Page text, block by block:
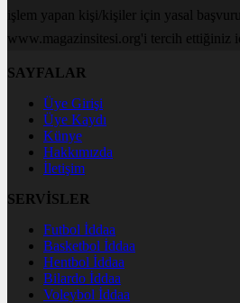
işlem yapan kişi/kişiler için yasal
www.magazinsitesi.org'i tercih ettiğiniz
SAYFALAR
Üye Girişi
Üye Kaydı
Künye
Hakkımızda
İletişim
SERVİSLER
Futbol İddaa
Basketbol İddaa
Hentbol İddaa
Bilardo İddaa
Voleybol İddaa